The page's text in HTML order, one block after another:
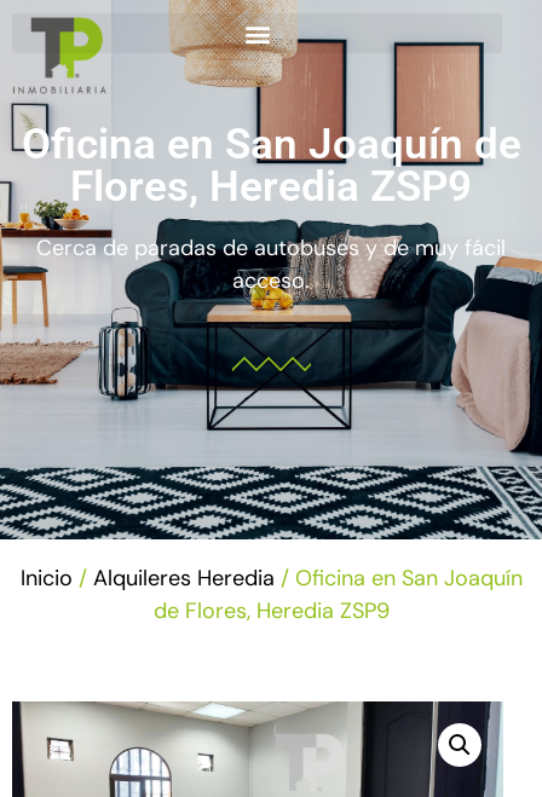
Oficina en San Joaquín de
Flores, Heredia ZSP9
Cerca de paradas de autobuses y de muy fácil
acceso.
Inicio / Alquileres Heredia / Oficina en San Joaquín
de Flores, Heredia ZSP9